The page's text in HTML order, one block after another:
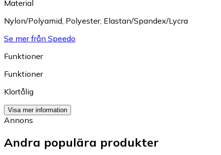
Material
Nylon/Polyamid, Polyester, Elastan/Spandex/Lycra
Se mer från Speedo
Funktioner
Funktioner
Klortålig
Visa mer information
Annons
Andra populära produkter